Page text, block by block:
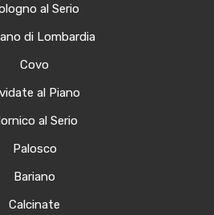
al Serio
di Lombardia
Covo
al Piano
al Serio
Palosco
Bariano
Calcinate